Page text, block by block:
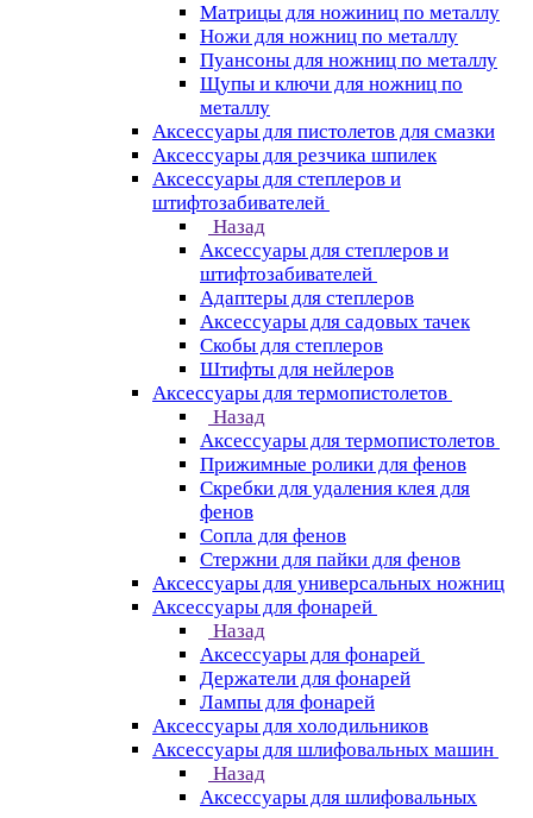
Матрицы для ножиниц по металлу
Ножи для ножниц по металлу
Пуансоны для ножниц по металлу
Щупы и ключи для ножниц по
металлу
Аксессуары для пистолетов для смазки
Аксессуары для резчика шпилек
Аксессуары для степлеров и
штифтозабивателей
Назад
Аксессуары для степлеров и
штифтозабивателей
Адаптеры для степлеров
Аксессуары для садовых тачек
Скобы для степлеров
Штифты для нейлеров
Аксессуары для термопистолетов
Назад
Аксессуары для термопистолетов
Прижимные ролики для фенов
Скребки для удаления клея для
фенов
Сопла для фенов
Стержни для пайки для фенов
Аксессуары для универсальных ножниц
Аксессуары для фонарей
Назад
Аксессуары для фонарей
Держатели для фонарей
Лампы для фонарей
Аксессуары для холодильников
Аксессуары для шлифовальных машин
Назад
Аксессуары для шлифовальных